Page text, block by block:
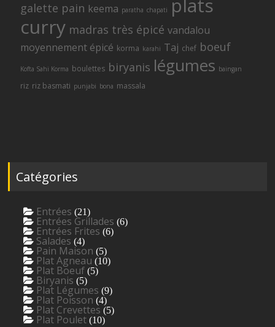
galette pain keema paratha chapati
plats
curry madras très épicé vandalou
moyennement épicé korma karahi Taj chef boeuf
Kofta Sahi Korma boulettes biryanis légumes baingan
riz riz basmati punjabi bona massala
Catégories
Entrées (21)
Entrées Grillades (6)
Entrées Frites (6)
Salades (4)
Pain Maison (5)
Plat Agneau (10)
Plat Boeuf (5)
Biryanis (5)
Plat Légumes (9)
Plat Poisson (4)
Plat Crevettes (5)
Plat Poulet (10)